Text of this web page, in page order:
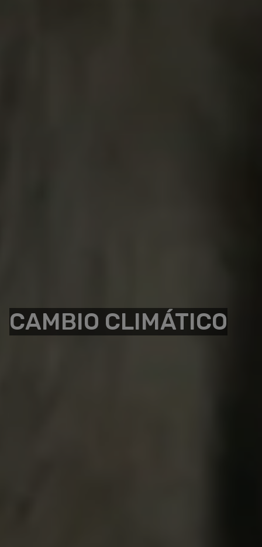
CAMBIO CLIMÁTICO